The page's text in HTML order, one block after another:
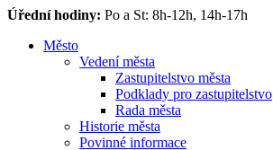
Úřední hodiny: Po a St: 8h-12h, 14h-17h
Město
Vedení města
Zastupitelstvo města
Podklady pro zastupitelstvo
Rada města
Historie města
Povinné informace